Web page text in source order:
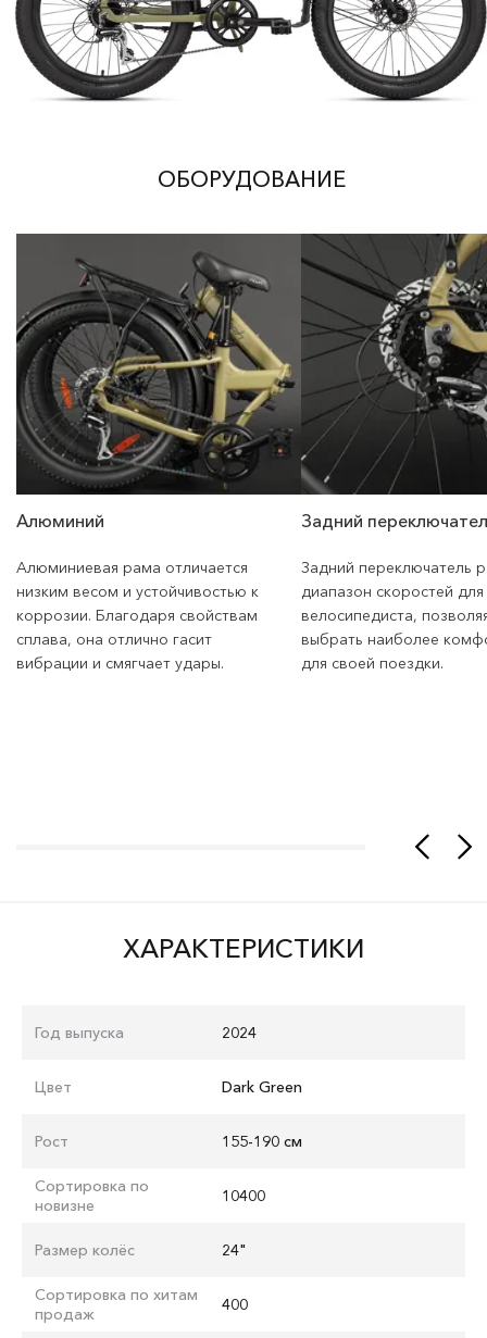
ОБОРУДОВАНИЕ
Алюминий
Алюминиевая рама отличается
низким весом и устойчивостью к
коррозии. Благодаря свойствам
сплава, она отлично гасит
вибрации и смягчает удары.
Задний
Задний переключатель
диапазон скоростей для
велосипедиста,
выбрать наиболее
для своей поездки.
ХАРАКТЕРИСТИКИ
Год выпуска 2024
Цвет Dark Green
Рост 155-190 см
Сортировка по
новизне
10400
Размер колёс 24"
Сортировка по хитам
продаж
400